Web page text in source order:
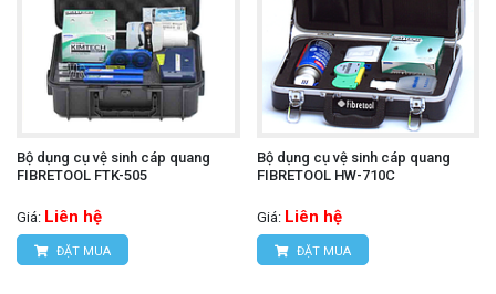
Bộ dụng cụ vệ sinh cáp quang
FIBRETOOL FTK-505
Giá: Liên hệ
ĐẶT MUA
Bộ dụng cụ vệ sinh cáp quang
FIBRETOOL HW-710C
Giá: Liên hệ
ĐẶT MUA